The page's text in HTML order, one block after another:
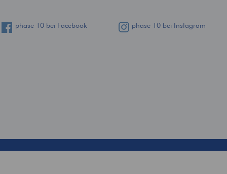
phase 10 bei Facebook phase 10 bei Instagram